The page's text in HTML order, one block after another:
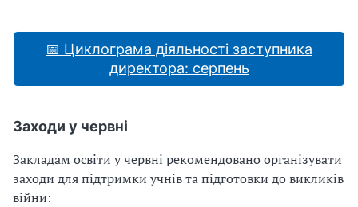
📅 Циклограма діяльності заступника
директора: серпень
Заходи у червні
Закладам освіти у червні рекомендовано організувати
заходи для підтримки учнів та підготовки до викликів
війни: